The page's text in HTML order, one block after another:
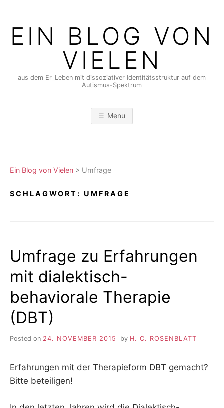
contentEIN BLOG VON
VIELEN
aus dem Er_Leben mit dissoziativer Identitätsstruktur auf dem
Autismus-Spektrum
Menu
Ein Blog von Vielen > Umfrage
SCHLAGWORT: UMFRAGE
Umfrage zu Erfahrungen
mit dialektisch-
behaviorale Therapie
(DBT)
Posted on 24. NOVEMBER 2015 by H. C. ROSENBLATT
Erfahrungen mit der Therapieform DBT gemacht?
Bitte beteiligen!